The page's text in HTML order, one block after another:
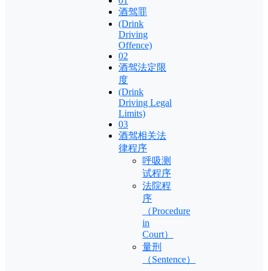
酒驾罪
(Drink
Driving
Offence)
02
酒驾法定限
度
(Drink
Driving Legal
Limits)
03
酒驾相关法
律程序
呼吸测
试程序
法院程
序
（Procedure
in
Court）
量刑
（Sentence）